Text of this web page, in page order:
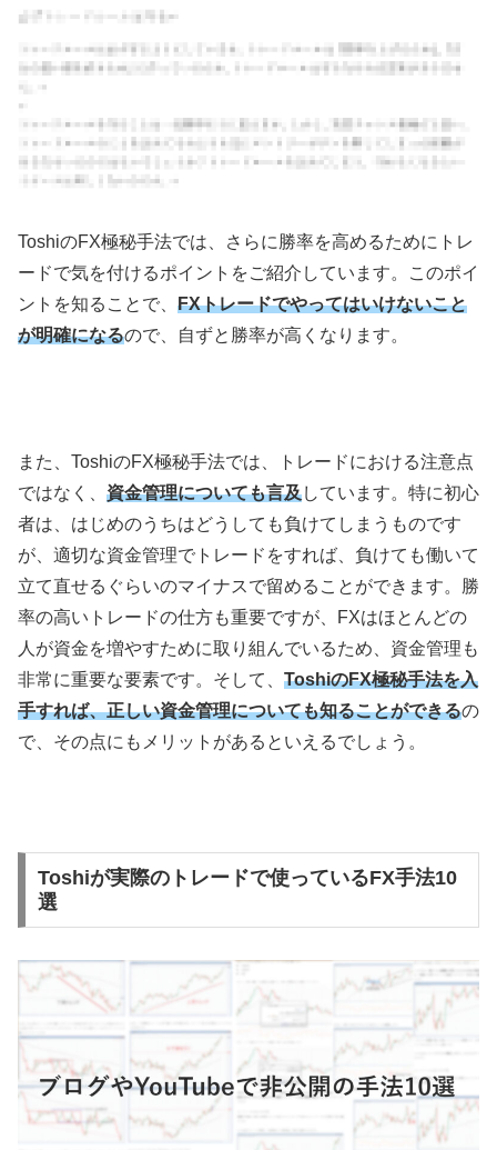
ToshiのFX極秘手法では、さらに勝率を高めるためにトレ
ードで気を付けるポイントをご紹介しています。このポイ
ントを知ることで、 FXトレードでやってはいけないこと
が明確になるので、自ずと勝率が高くなります。
また、 ToshiのFX極秘手法では、トレードにおける注意点
ではなく、 資金管理についても言及しています。特に初心
者は、はじめのうちはどうしても負けてしまうものです
が、適切な資金管理でトレードをすれば、負けても働いて
立て直せるぐらいのマイナスで留めることができます。勝
率の高いトレードの仕方も重要ですが、
FXはほとんどの
人が資金を増やすために取り組んでいるため、資金管理も
非常に重要な要素です。そして、 ToshiのFX極秘手法を入
手すれば、正しい資金管理についても知ることができるの
で、その点にもメリットがあるといえるでしょう。
Toshiが実際のトレードで使っているFX手法10
選